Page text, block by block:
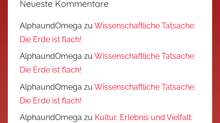
Neueste Kommentare
AlphaundOmega zu Wissenschaftliche Tatsache:
Die Erde ist flach!
AlphaundOmega zu Wissenschaftliche Tatsache:
Die Erde ist flach!
AlphaundOmega zu Wissenschaftliche Tatsache:
Die Erde ist flach!
AlphaundOmega zu Kultur, Erlebnis und Vielfalt: